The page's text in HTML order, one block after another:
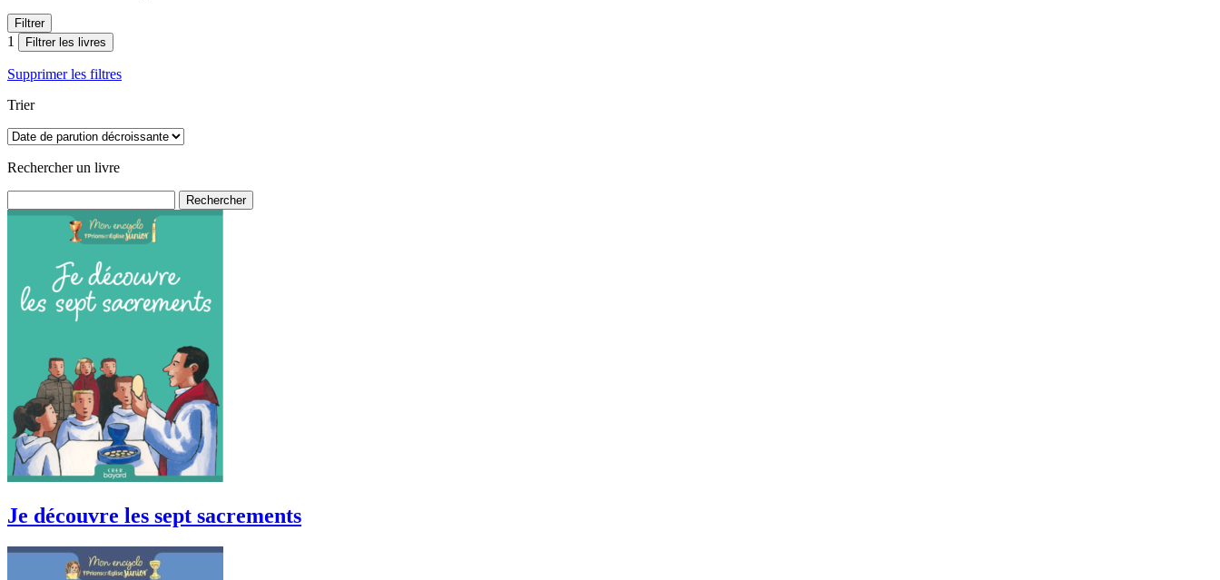
1 Filtrer les livres
Supprimer les filtres
Trier
Rechercher un livre
Je découvre les sept sacrements